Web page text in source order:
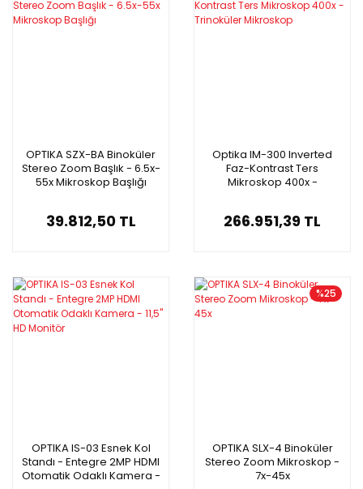
OPTIKA SZX-BA Binoküler
Stereo Zoom Başlık - 6.5x-
55x Mikroskop Başlığı
39.812,50 TL
Optika IM-300 Inverted
Faz-Kontrast Ters
Mikroskop 400x -
266.951,39 TL
OPTIKA IS-03 Esnek Kol
Standı - Entegre 2MP HDMI
Otomatik Odaklı Kamera -
%25
OPTIKA SLX-4 Binoküler
Stereo Zoom Mikroskop -
7x-45x